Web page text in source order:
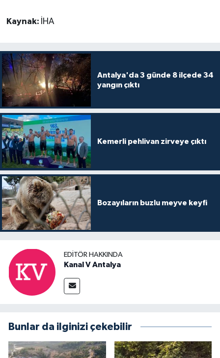
Kaynak: İHA
Antalya'da 3 günde 8 ilçede 34
yangın çıktı
Kemerli pehlivan zirveye çıktı
Bozayıların buzlu meyve keyfi
EDITÖR HAKKINDA
Kanal V Antalya
Bunlar da ilginizi çekebilir